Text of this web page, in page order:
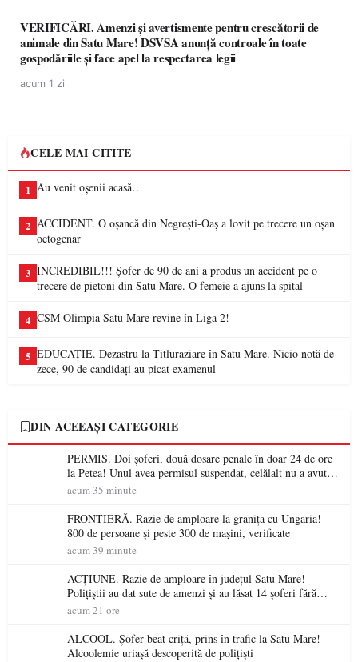
VERIFICĂRI. Amenzi și avertismente pentru crescătorii de
animale din Satu Mare! DSVSA anunță controale în toate
gospodăriile și face apel la respectarea legii
acum 1 zi
CELE MAI CITITE
1 Au venit oșenii acasă…
2 ACCIDENT. O oșancă din Negrești-Oaș a lovit pe trecere un oșan
octogenar
3 INCREDIBIL!!! Șofer de 90 de ani a produs un accident pe o
trecere de pietoni din Satu Mare. O femeie a ajuns la spital
4 CSM Olimpia Satu Mare revine în Liga 2!
5 EDUCAȚIE. Dezastru la Titluraziare în Satu Mare. Nicio notă de
zece, 90 de candidați au picat examenul
DIN ACEEAȘI CATEGORIE
PERMIS. Doi șoferi, două dosare penale în doar 24 de ore
la Petea! Unul avea permisul suspendat, celălalt nu a avut
niciodată permis
acum 35 minute
FRONTIERĂ. Razie de amploare la granița cu Ungaria!
800 de persoane și peste 300 de mașini, verificate
acum 39 minute
ACȚIUNE. Razie de amploare în județul Satu Mare!
Polițiștii au dat sute de amenzi și au lăsat 14 șoferi fără
permis într-o singură zi
acum 21 ore
ALCOOL. Șofer beat criță, prins în trafic la Satu Mare!
Alcoolemie uriașă descoperită de polițiști